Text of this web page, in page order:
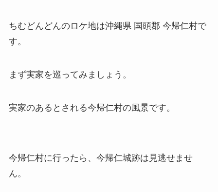
ちむどんどんのロケ地は沖縄県 国頭郡 今帰仁村で
す。
まず実家を巡ってみましょう。
実家のあるとされる今帰仁村の風景です。
今帰仁村に行ったら、今帰仁城跡は見逃せませ
ん。